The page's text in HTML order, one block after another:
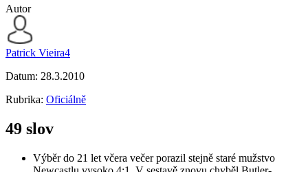
Autor
Patrick Vieira4
Datum: 28.3.2010
Rubrika: Oficiálně
49 slov
Výběr do 21 let včera večer porazil stejně staré mužstvo